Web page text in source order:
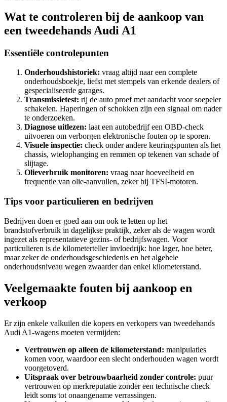
Wat te controleren bij de aankoop van
een tweedehands Audi A1
Essentiële controlepunten
Onderhoudshistoriek: vraag altijd naar een complete
onderhoudsboekje, liefst met stempels van erkende dealers of
gespecialiseerde garages.
Transmissietest: rij de auto proef met aandacht voor soepeler
schakelen. Haperingen of schokken zijn een signaal om nader
te onderzoeken.
Diagnose uitlezen: laat een autobedrijf een OBD-check
uitvoeren om verborgen elektronische fouten op te sporen.
Visuele inspectie: check onder andere keuringspunten als het
chassis, wielophanging en remmen op tekenen van schade of
slijtage.
Olieverbruik monitoren: vraag naar hoeveelheid en
frequentie van olie-aanvullen, zeker bij TFSI-motoren.
Tips voor particulieren en bedrijven
Bedrijven doen er goed aan om ook te letten op het
brandstofverbruik in dagelijkse praktijk, zeker als de wagen wordt
ingezet als representatieve gezins- of bedrijfswagen. Voor
particulieren is de kilometerteller invloedrijk: hoe lager, hoe beter,
maar zeker de onderhoudsgeschiedenis en het algehele
onderhoudsniveau wegen zwaarder dan enkel kilometerstand.
Veelgemaakte fouten bij aankoop en
verkoop
Er zijn enkele valkuilen die kopers en verkopers van tweedehands
Audi A1-wagens moeten vermijden:
Vertrouwen op alleen de kilometerstand: manipulaties
komen voor, waardoor een slecht onderhouden wagen wordt
voorgetoverd.
Uitspraak over betrouwbaarheid zonder controle: puur
vertrouwen op merkreputatie zonder een technische check
leidt soms tot onaangename verrassingen.